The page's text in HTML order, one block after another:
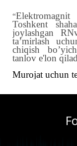
“
Toshkent
joylashgan
ta’mirlash
chiqish
tanlov e'lon
Murojat uchun